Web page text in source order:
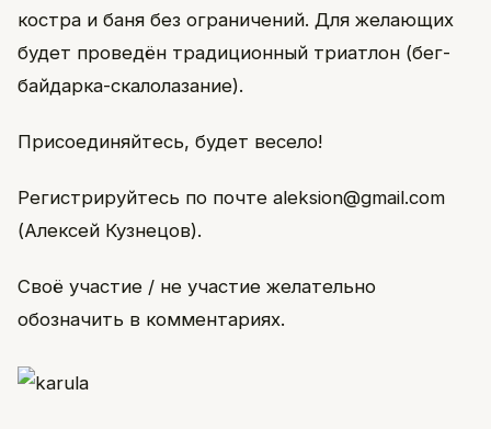
костра и баня без ограничений. Для желающих
будет проведён традиционный триатлон (бег-
байдарка-скалолазание).
Присоединяйтесь, будет весело!
Регистрируйтесь по почте aleksion@gmail.com
(Алексей Кузнецов).
Своё участие / не участие желательно
обозначить в комментариях.